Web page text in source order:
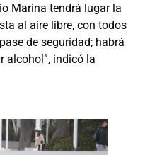
Marina tendrá lugar la
al aire libre, con todos
de seguridad; habrá
alcohol”, indicó la